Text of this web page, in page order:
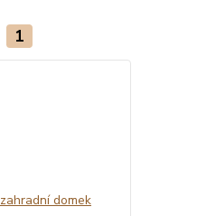
1